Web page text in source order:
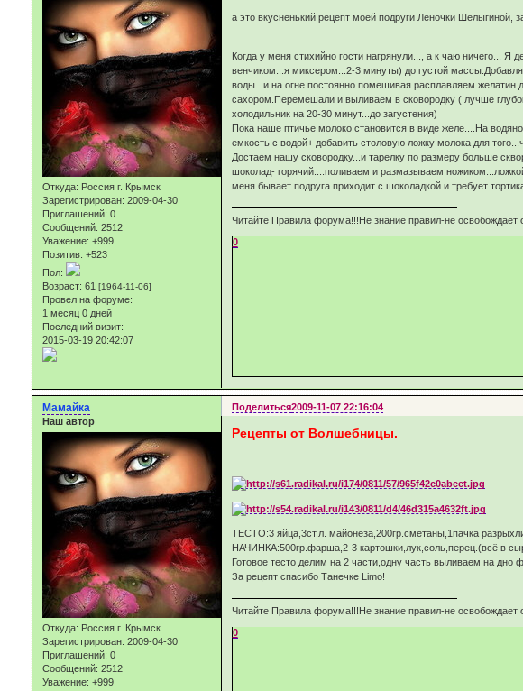
Откуда: Россия г. Крымск
Зарегистрирован: 2009-04-30
Приглашений: 0
Сообщений: 2512
Уважение: +999
Позитив: +523
Пол:
Возраст: 61 [1964-11-06]
Провел на форуме:
1 месяц 0 дней
Последний визит:
2015-03-19 20:42:07
а это вкусненький рецепт моей подруги Леночки
Когда у меня стихийно гости нагрянули..., а к чаю ничего... Я
венчиком...я миксером...2-3 минуты) до густой
воды...и на огне постоянно помешивая расплавляем желатин
сахором.Перемешали и выливаем в сковородку ( лучше
холодильник на 20-30 минут...до загустения)
Пока наше птичье молоко становится в виде желе....На
емкость с водой+ добавить столовую ложку молока для
Достаем нашу сковородку...и тарелку по размеру больше
шоколад- горячий....поливаем и размазываем
меня бывает подруга приходит с шоколадкой и требует
Читайте Правила форума!!!Не знание правил-не
0
Поделиться2009-11-07 22:16:04
Мамайка
Наш автор
Откуда: Россия г. Крымск
Зарегистрирован: 2009-04-30
Приглашений: 0
Сообщений: 2512
Уважение: +999
Рецепты от Волшебницы.
ТЕСТО:3 яйца,3ст.л. майонеза,200гр.сметаны,1пачка
НАЧИНКА:500гр.фарша,2-3 картошки,лук,соль,перец.(всё в
Готовое тесто делим на 2 части,одну часть выливаем на
За рецепт спасибо Танечке Limo!
Читайте Правила форума!!!Не знание правил-не
0